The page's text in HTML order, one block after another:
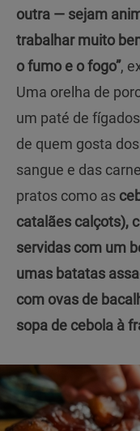
outra — sejam
trabalhar muito
o fumo e o fogo”,
Uma orelha de
um paté de
de quem gosta
sangue e das
pratos como as
catalães calçots),
servidas com um
umas batatas
com ovas de
sopa de cebola à